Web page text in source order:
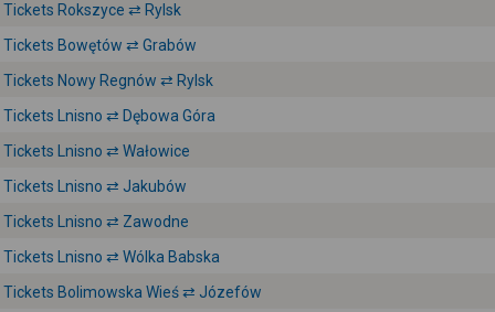
Tickets Rokszyce ⇄ Rylsk
Tickets Bowętów ⇄ Grabów
Tickets Nowy Regnów ⇄ Rylsk
Tickets Lnisno ⇄ Dębowa Góra
Tickets Lnisno ⇄ Wałowice
Tickets Lnisno ⇄ Jakubów
Tickets Lnisno ⇄ Zawodne
Tickets Lnisno ⇄ Wólka Babska
Tickets Bolimowska Wieś ⇄ Józefów